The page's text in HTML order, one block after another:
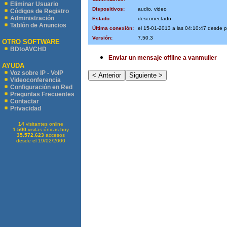
Eliminar Usuario
Códigos de Registro
Administración
Tablón de Anuncios
OTRO SOFTWARE
BDtoAVCHD
AYUDA
Voz sobre IP - VoIP
Videoconferencia
Configuración en Red
Preguntas Frecuentes
Contactar
Privacidad
14visitantes online
1.500visitas únicas hoy
35.572.623 accesos
desde el 19/02/2000
Dispositivos:
audio, video
Estado:
desconectado
Última conexión:
el 15-01-2013 a las 04:10:47 desde
Versión:
7.50.3
Enviar un mensaje offline a vanmuller